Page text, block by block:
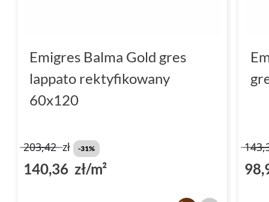
Emigres Balma Gold gres
lappato rektyfikowany
60x120
203,42zł -31%
140,36 zł/m²